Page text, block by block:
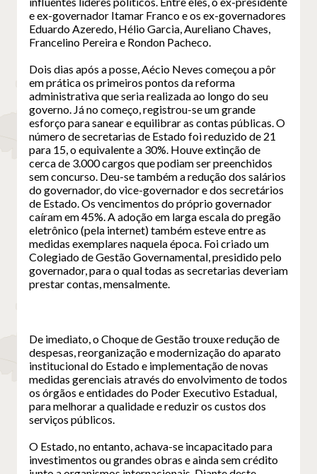
e ex-governador Itamar Franco e os ex-governadores
Eduardo Azeredo, Hélio Garcia, Aureliano Chaves,
Francelino Pereira e Rondon Pacheco.
Dois dias após a posse, Aécio Neves começou a pôr
em prática os primeiros pontos da reforma
administrativa que seria realizada ao longo do seu
governo. Já no começo, registrou-se um grande
esforço para sanear e equilibrar as contas públicas. O
número de secretarias de Estado foi reduzido de 21
para 15, o equivalente a 30%. Houve extinção de
cerca de 3.000 cargos que podiam ser preenchidos
sem concurso. Deu-se também a redução dos salários
do governador, do vice-governador e dos secretários
de Estado. Os vencimentos do próprio governador
caíram em 45%. A adoção em larga escala do pregão
eletrônico (pela internet) também esteve entre as
medidas exemplares naquela época. Foi criado um
Colegiado de Gestão Governamental, presidido pelo
governador, para o qual todas as secretarias deveriam
prestar contas, mensalmente.
De imediato, o Choque de Gestão trouxe redução de
despesas, reorganização e modernização do aparato
institucional do Estado e implementação de novas
medidas gerenciais através do envolvimento de todos
os órgãos e entidades do Poder Executivo Estadual,
para melhorar a qualidade e reduzir os custos dos
serviços públicos.
O Estado, no entanto, achava-se incapacitado para
investimentos ou grandes obras e ainda sem crédito